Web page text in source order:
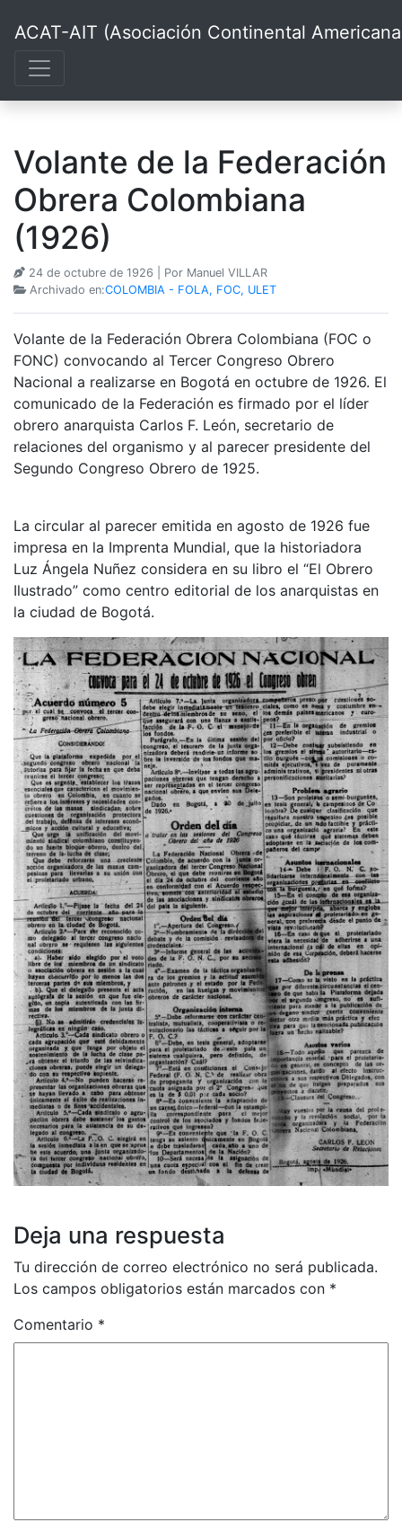
ACAT-AIT (Asociación Continental
Volante de la Federación
Obrera Colombiana
(1926)
24 de octubre de 1926
| Por Manuel VILLAR
Archivado en:COLOMBIA - FOLA, FOC, ULET
Volante de la Federación Obrera Colombiana (FOC o
FONC) convocando al Tercer Congreso Obrero
Nacional a realizarse en Bogotá en octubre de 1926. El
comunicado de la Federación es firmado por el líder
obrero anarquista Carlos F. León, secretario de
relaciones del organismo y al parecer presidente del
Segundo Congreso Obrero de 1925.
La circular al parecer emitida en agosto de 1926 fue
impresa en la Imprenta Mundial, que la historiadora
Luz Ángela Nuñez considera en su libro el “El Obrero
Ilustrado” como centro editorial de los anarquistas en
la ciudad de Bogotá.
Deja una respuesta
Tu dirección de correo electrónico no será publicada.
Los campos obligatorios están marcados con *
Comentario *